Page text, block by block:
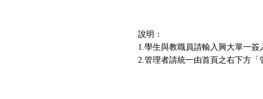
說明：
1.學生與教職員請輸入興大單一簽
2.管理者請統一由首頁之右下方